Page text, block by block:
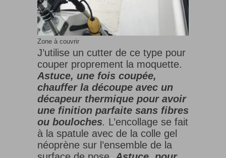
Zone à couvrir
J’utilise un cutter de ce type pour
couper proprement la moquette.
Astuce, une fois coupée,
chauffer la découpe avec un
décapeur thermique pour avoir
une finition parfaite sans fibres
ou bouloches. L’encollage se fait
à la spatule avec de la colle gel
néoprène sur l’ensemble de la